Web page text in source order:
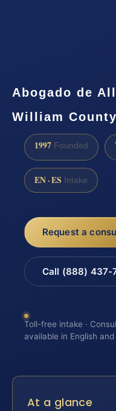
Abogado de
William
1997 Founded
EN · ES Intake
Request a
Call (888) 437-
Toll-free intake ·
available in English and
At a glance